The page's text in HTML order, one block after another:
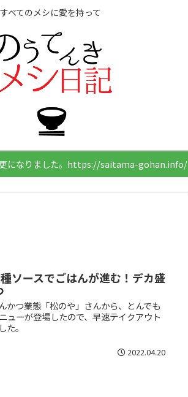
すべてのメシに愛を持って
更になりました。https://saitama-gohan.info/
種ソースでごはんが進む！デカ盛
かつ業態「松のや」さんから、とんでも
ューが登場したので、早速テイクアウト
た。
2022.04.20